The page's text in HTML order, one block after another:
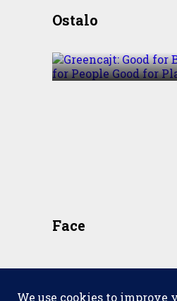
OstaloBusiness Good
Face